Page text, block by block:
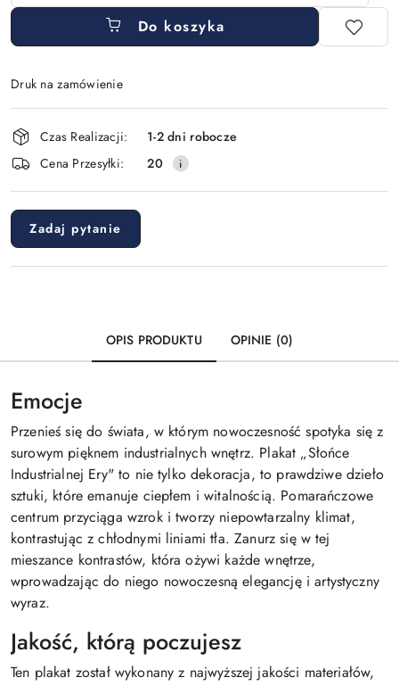
Do koszyka
Druk na zamówienie
Dostępność
i
dostawa
Czas Realizacji:
1-2 dni robocze
Cena Przesyłki:
20
Zadaj pytanie
OPIS PRODUKTU OPINIE (0)
Emocje
Przenieś się do świata, w którym nowoczesność spotyka się z
surowym pięknem industrialnych wnętrz. Plakat „Słońce
Industrialnej Ery" to nie tylko dekoracja, to prawdziwe dzieło
sztuki, które emanuje ciepłem i witalnością. Pomarańczowe
centrum przyciąga wzrok i tworzy niepowtarzalny klimat,
kontrastując z chłodnymi liniami tła. Zanurz się w tej
mieszance kontrastów, która ożywi każde wnętrze,
wprowadzając do niego nowoczesną elegancję i artystyczny
wyraz.
Jakość, którą poczujesz
Ten plakat został wykonany z najwyższej jakości materiałów,